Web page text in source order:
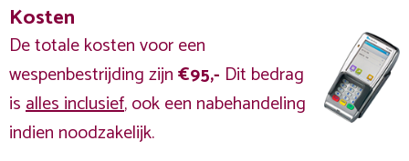
Kosten
De totale kosten voor een
wespenbestrijding zijn€95,- Dit bedrag
isalles inclusief, ook een nabehandeling
indien noodzakelijk.